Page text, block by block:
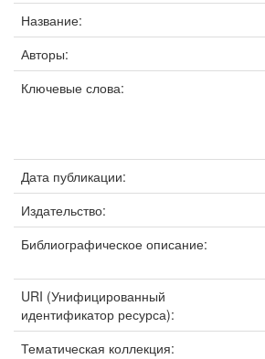
Название:
Авторы:
Ключевые слова:
Дата публикации:
Издательство:
Библиографическое описание:
URI (Унифицированный
идентификатор ресурса):
Тематическая коллекция: